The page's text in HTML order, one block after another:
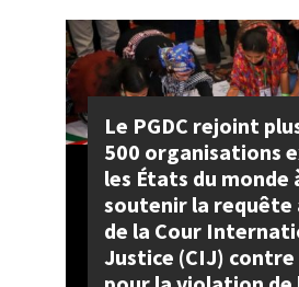
Le PGDC rejoint
500 organisations
les États du monde
soutenir la requête
de la Cour
Justice (CIJ)